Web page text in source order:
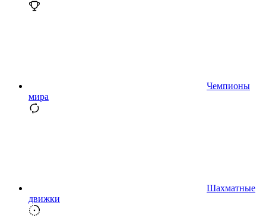
Чемпионы
мира
Шахматные
движки